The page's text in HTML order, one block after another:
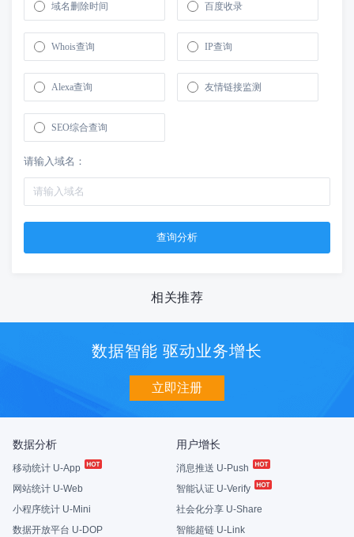
域名删除时间 百度收录
Whois查询 IP查询
Alexa查询 友情链接监测
SEO综合查询
请输入域名：
相关推荐
数据智能 驱动业务增长
立即注册
数据分析
移动统计 U-App
网站统计 U-Web
小程序统计 U-Mini
数据开放平台 U-DOP
用户增长
消息推送 U-Push
智能认证 U-Verify
社会化分享 U-Share
智能超链 U-Link